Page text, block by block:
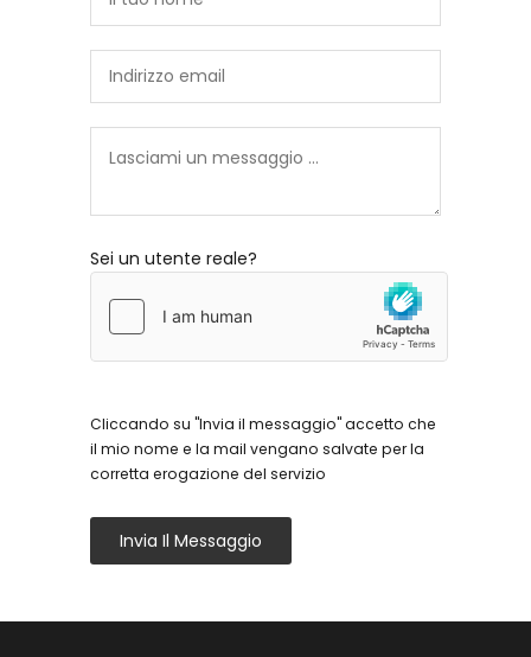
Sei un utente reale?
Cliccando su "Invia il messaggio" accetto che
il mio nome e la mail vengano salvate per la
corretta erogazione del servizio
Invia Il Messaggio